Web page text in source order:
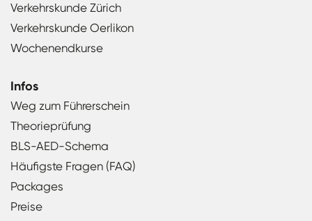
Verkehrskunde Zürich
Verkehrskunde Oerlikon
Wochenendkurse
Infos
Weg zum Führerschein
Theorieprüfung
BLS-AED-Schema
Häufigste Fragen (FAQ)
Packages
Preise